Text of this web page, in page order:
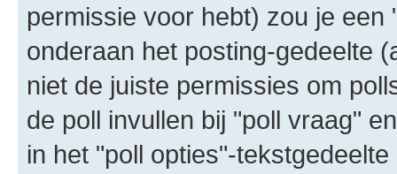
permissie voor hebt) zou je
onderaan het posting-gedeelte
niet de juiste permissies om
de poll invullen bij "poll vraag"
in het "poll opties"-